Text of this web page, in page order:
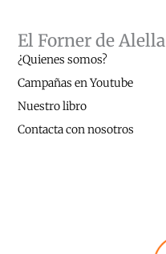
El Forner de Alella
¿Quienes somos?
Campañas en Youtube
Nuestro libro
Contacta con nosotros